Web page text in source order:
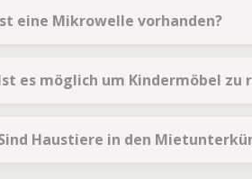
eine Mikrowelle vorhanden?
es möglich um Kindermöbel zu
Haustiere in den